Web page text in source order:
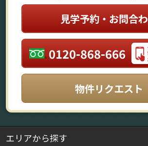
見学予約・お問合
0120-868-666
物件リクエスト
エリアから探す